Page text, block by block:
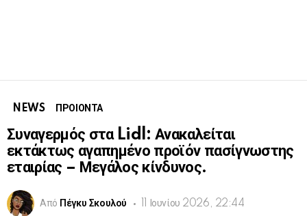
NEWS ΠΡΟΙΟΝΤΑ
Συναγερμός στα Lidl: Ανακαλείται
εκτάκτως αγαπημένο προϊόν πασίγνωστης
εταιρίας – Μεγάλος κίνδυνος.
Από Πέγκυ Σκουλού 11 Ιουνίου 2026, 22:44